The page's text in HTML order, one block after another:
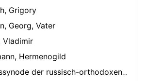
Grigory
Georg, Vater
Vladimir
Hermenogild
der russisch-orthodoxen Kirche